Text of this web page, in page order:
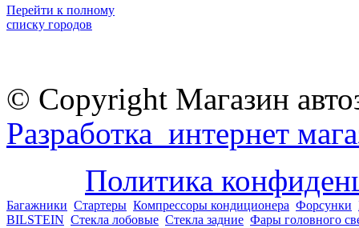
Перейти к полному
списку городов
© Copyright Магазин
Разработка интернет
Политика
Багажники Стартеры Компрессоры кондиционера Форсунки
BILSTEIN Стекла лобовые Стекла задние Фары головного